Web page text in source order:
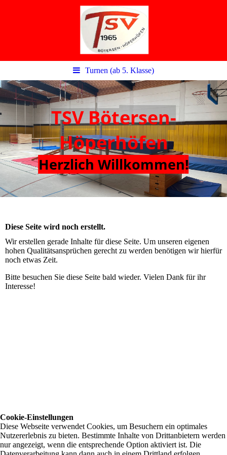
Turnen (ab 5. Klasse)
TSVBötersen-
Höperhöfen
Herzlich Willkommen!
Diese Seite wird noch erstellt.
Wir erstellen gerade Inhalte für diese Seite. Um unseren eigenen
hohen Qualitätsansprüchen gerecht zu werden benötigen wir hierfür
noch etwas Zeit.
Bitte besuchen Sie diese Seite bald wieder. Vielen Dank für ihr
Interesse!
Cookie-Einstellungen
Diese Webseite verwendet Cookies, um Besuchern ein optimales
Nutzererlebnis zu bieten. Bestimmte Inhalte von Drittanbietern werden
nur angezeigt, wenn die entsprechende Option aktiviert ist. Die